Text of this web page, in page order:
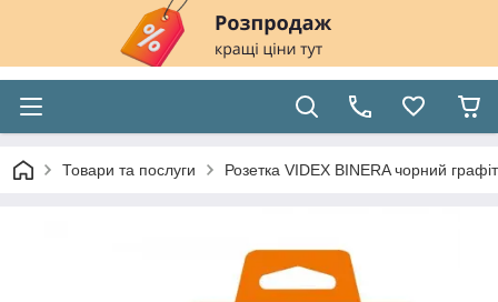
Товари та послуги Розетка VIDEX BINERA чорний